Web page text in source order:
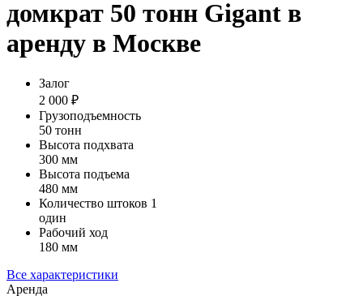
домкрат 50 тонн Gigant в
аренду в Москве
Залог
2 000 ₽
Грузоподъемность
50 тонн
Высота подхвата
300 мм
Высота подъема
480 мм
Количество штоков 1
один
Рабочий ход
180 мм
Все характеристики
Аренда